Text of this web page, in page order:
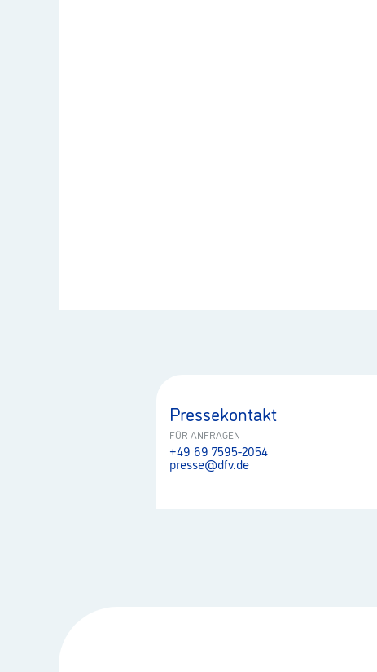
Pressekontakt
FÜR ANFRAGEN
+49 69 7595-2054
presse@dfv.de